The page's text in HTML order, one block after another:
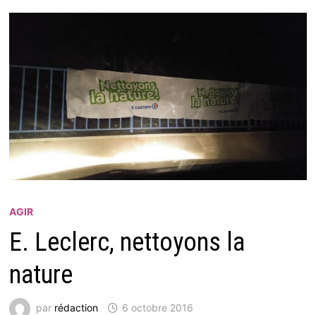
AGIR
E. Leclerc, nettoyons la
nature
par rédaction 6 octobre 2016